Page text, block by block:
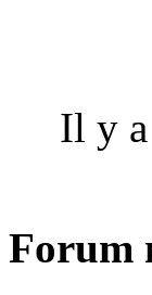
Il y
Forum